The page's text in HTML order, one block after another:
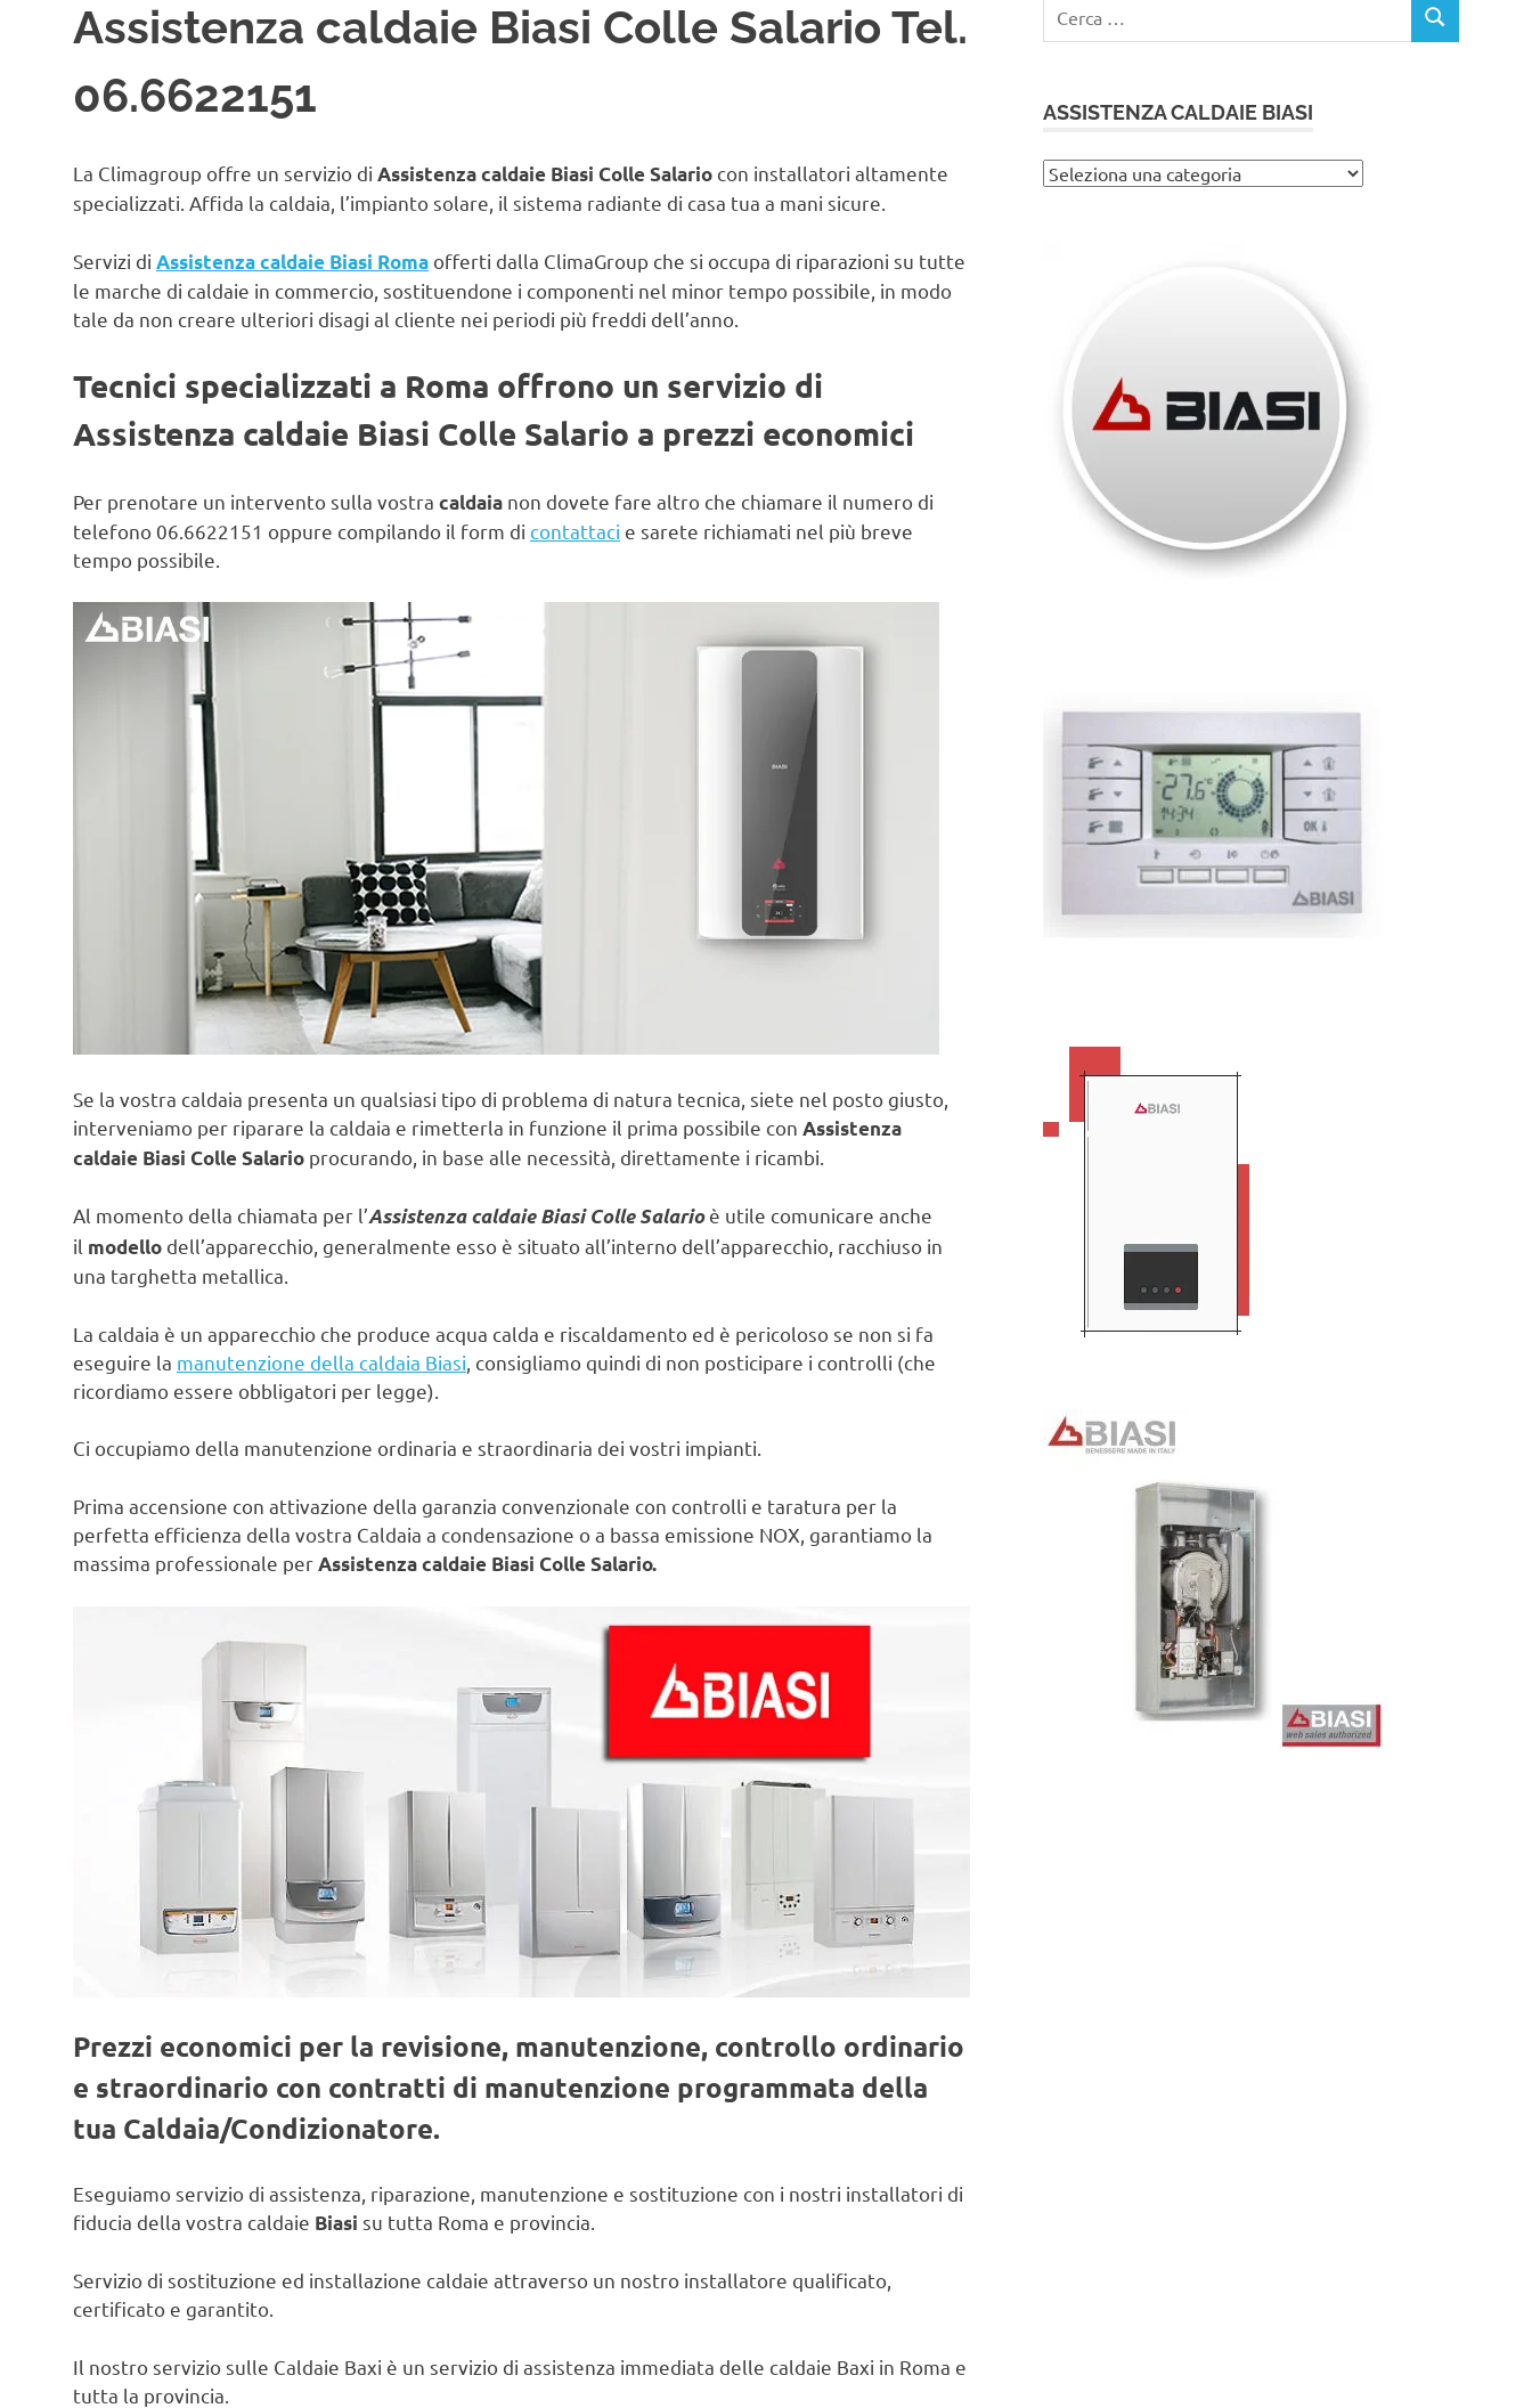
Assistenza caldaie Biasi Colle Salario Tel.
06.6622151
La Climagroup offre un servizio di Assistenza caldaie Biasi Colle Salario con installatori altamente
specializzati. Affida la caldaia, l’impianto solare, il sistema radiante di casa tua a mani sicure.
Servizi di Assistenza caldaie Biasi Roma offerti dalla ClimaGroup che si occupa di riparazioni su tutte
le marche di caldaie in commercio, sostituendone i componenti nel minor tempo possibile, in modo
tale da non creare ulteriori disagi al cliente nei periodi più freddi dell’anno.
Tecnici specializzati a Roma offrono un servizio di
Assistenza caldaie Biasi Colle Salario a prezzi economici
Per prenotare un intervento sulla vostra caldaia non dovete fare altro che chiamare il numero di
telefono 06.6622151 oppure compilando il form di contattaci e sarete richiamati nel più breve
tempo possibile.
Se la vostra caldaia presenta un qualsiasi tipo di problema di natura tecnica, siete nel posto giusto,
interveniamo per riparare la caldaia e rimetterla in funzione il prima possibile con Assistenza
caldaie Biasi Colle Salario procurando, in base alle necessità, direttamente i ricambi.
Al momento della chiamata per l’Assistenza caldaie Biasi Colle Salarioè utile comunicare anche
il modello dell’apparecchio, generalmente esso è situato all’interno dell’apparecchio, racchiuso in
una targhetta metallica.
La caldaia è un apparecchio che produce acqua calda e riscaldamento ed è pericoloso se non si fa
eseguire la manutenzione della caldaia Biasi , consigliamo quindi di non posticipare i controlli (che
ricordiamo essere obbligatori per legge).
Ci occupiamo della manutenzione ordinaria e straordinaria dei vostri impianti.
Prima accensione con attivazione della garanzia convenzionale con controlli e taratura per la
perfetta efficienza della vostra Caldaia a condensazione o a bassa emissione NOX, garantiamo la
massima professionale perAssistenza caldaie Biasi Colle Salario.
Prezzi economici per la revisione, manutenzione, controllo ordinario
e straordinario con contratti di manutenzione programmata della
tua Caldaia/Condizionatore.
Eseguiamo servizio di assistenza, riparazione, manutenzione e sostituzione con i nostri installatori di
fiducia della vostra caldaie Biasi su tutta Roma e provincia.
Servizio di sostituzione ed installazione caldaie attraverso un nostro installatore qualificato,
certificato e garantito.
Il nostro servizio sulle Caldaie Baxi è un servizio di assistenza immediata delle caldaie Baxi in Roma e
tutta la provincia.
per:
CERCA
ASSISTENZA CALDAIE BIASI
Assistenza